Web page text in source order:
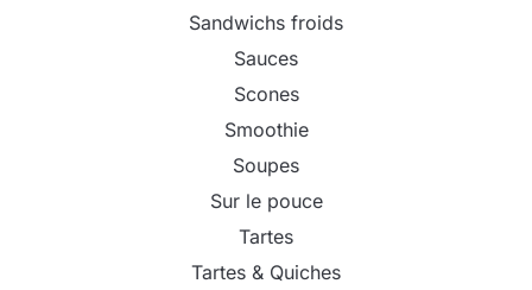
Sandwichs froids
Sauces
Scones
Smoothie
Soupes
Sur le pouce
Tartes
Tartes & Quiches